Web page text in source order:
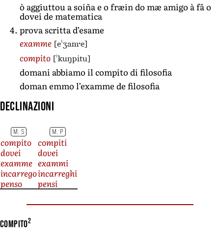
ò aggiuttou a soiña e o fræin do mæ amigo à fâ o
dovei de matematica
prova scritta d’esame
examme [eˈʒamˑe]
compito [ˈkuŋpitu]
domani abbiamo il compito di filosofia
doman emmo l’examme de filosofia
Declinazioni
M. S M. P
compito compiti
dovei
dovei
examme exammi
incarregoincarreghi
penso
pensi
compito2